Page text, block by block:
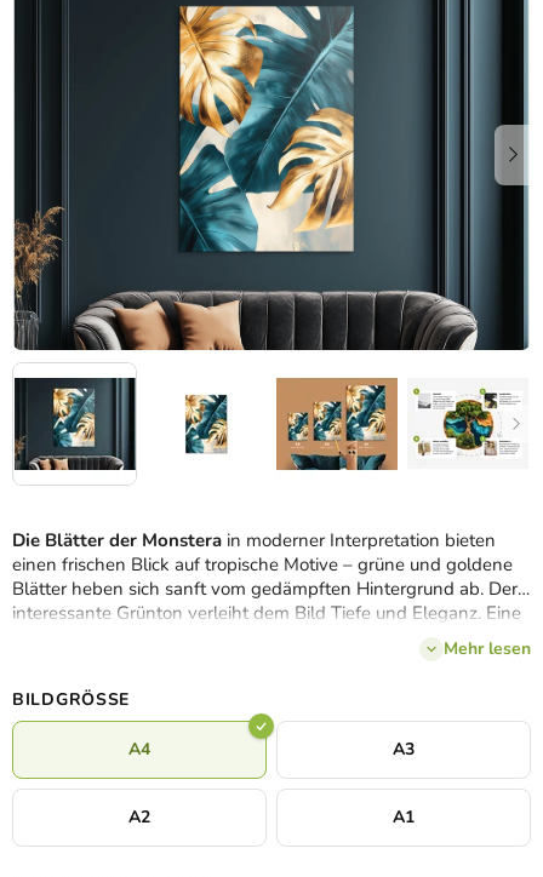
Die Blätter der Monstera in moderner Interpretation bieten
einen frischen Blick auf tropische Motive – grüne und goldene
Blätter heben sich sanft vom gedämpften Hintergrund ab. Der
interessante Grünton verleiht dem Bild Tiefe und Eleganz. Eine
ideale Ergänzung für die Wand im Wohn- oder Schlafzimmer,
Mehr lesen
BILDGRÖSSE
A4 A3
A2 A1